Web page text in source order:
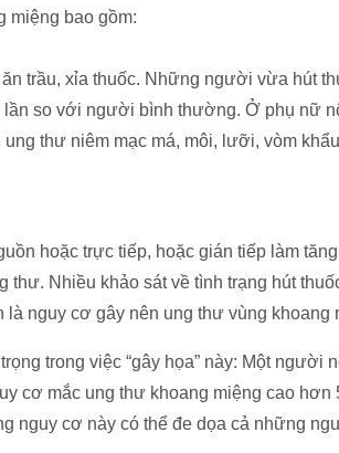
miệng bao gồm:
trầu, xỉa thuốc. Những người vừa hút
so với người bình thường. Ở phụ nữ
thư niêm mạc má, môi, lưỡi, vòm
hoặc trực tiếp, hoặc gián tiếp làm
thư. Nhiều khảo sát về tình trạng hút
là nguy cơ gây nên ung thư vùng khoang
trong việc “gây họa” này: Một người
cơ mắc ung thư khoang miệng cao
nguy cơ này có thể đe dọa cả những